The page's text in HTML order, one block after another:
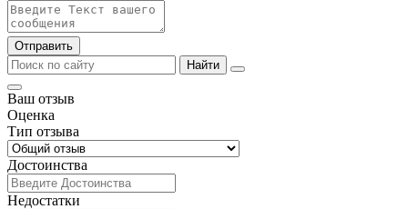
Отправить
Найти
Ваш отзыв
Оценка
Тип отзыва
Достоинства
Недостатки